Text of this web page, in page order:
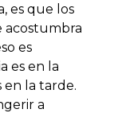
es que los
acostumbra
es
es en la
la tarde.
a